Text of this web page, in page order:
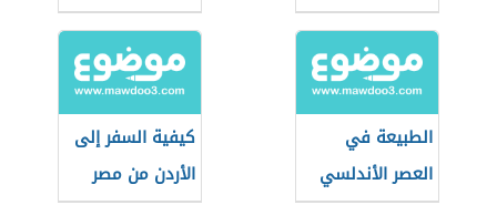
الطبيعة في
العصر الأندلسي
كيفية السفر إلى
الأردن من مصر